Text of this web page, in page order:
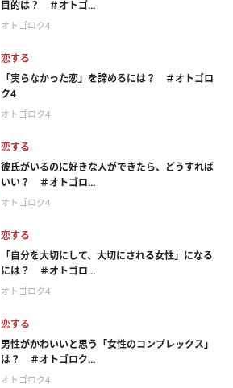
目的は？ ＃オトゴ...
オトゴロク4
恋する
「実らなかった恋」を諦めるには？ ＃オトゴロ
ク4
オトゴロク4
恋する
彼氏がいるのに好きな人ができたら、どうすれば
いい？ ＃オトゴロ...
オトゴロク4
恋する
「自分を大切にして、大切にされる女性」になる
には？ ＃オトゴロ...
オトゴロク4
恋する
男性がかわいいと思う「女性のコンプレックス」
は？ ＃オトゴロク...
オトゴロク4